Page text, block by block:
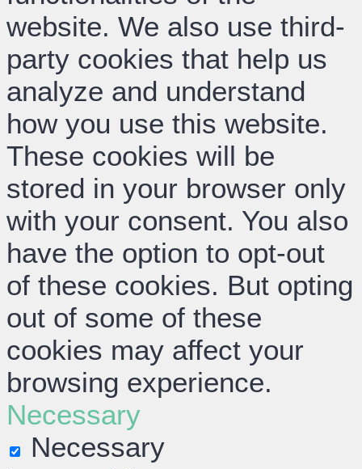
website. We also use third-
party cookies that help us
analyze and understand
how you use this website.
These cookies will be
stored in your browser only
with your consent. You also
have the option to opt-out
of these cookies. But opting
out of some of these
cookies may affect your
browsing experience.
Necessary
Necessary